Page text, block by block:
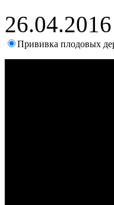
26.04.2016
Прививка плодовых